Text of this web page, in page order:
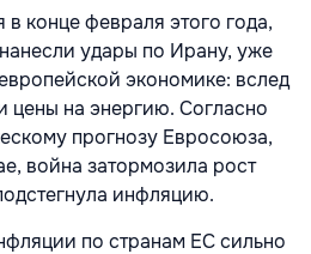
конце февраля этого года,
удары по Ирану, уже
экономике: вслед
цены на энергию. Согласно
прогнозу Евросоюза,
война затормозила рост
инфляцию.
по странам ЕС сильно